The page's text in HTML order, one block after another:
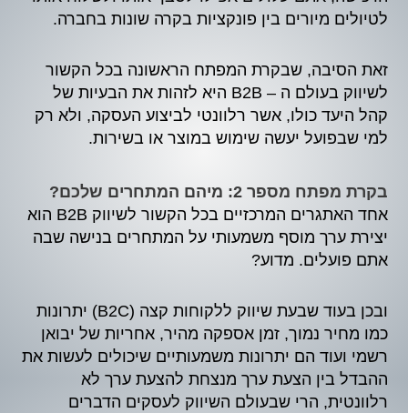
לטיולים מיורים בין פונקציות בקרה שונות בחברה.
זאת הסיבה, שבקרת המפתח הראשונה בכל הקשור
לשיווק בעולם ה – B2B היא לזהות את הבעיות של
קהל היעד כולו, אשר רלוונטי לביצוע העסקה, ולא רק
למי שבפועל יעשה שימוש במוצר או בשירות.
בקרת מפתח מספר 2: מיהם המתחרים שלכם?
אחד האתגרים המרכזיים בכל הקשור לשיווק B2B הוא
יצירת ערך מוסף משמעותי על המתחרים בנישה שבה
אתם פועלים. מדוע?
ובכן בעוד שבעת שיווק ללקוחות קצה (B2C) יתרונות
כמו מחיר נמוך, זמן אספקה מהיר, אחריות של יבואן
רשמי ועוד הם יתרונות משמעותיים שיכולים לעשות את
ההבדל בין הצעת ערך מנצחת להצעת ערך לא
רלוונטית, הרי שבעולם השיווק לעסקים הדברים